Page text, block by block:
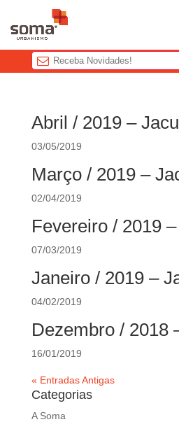
i
s
d
h
o
u
l
b
e
e
f
t
Abril / 2019 –
03/05/2019
Março / 2019 –
02/04/2019
Fevereiro / 2019
07/03/2019
Janeiro / 2019 –
04/02/2019
Dezembro / 2018
16/01/2019
« Entradas Antigas
Categorias
A Soma